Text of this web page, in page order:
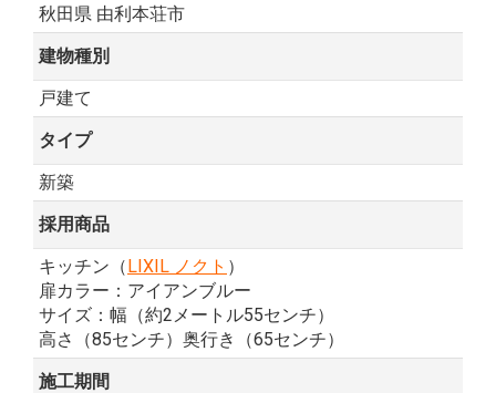
秋田県 由利本荘市
建物種別
戸建て
タイプ
新築
採用商品
キッチン（LIXIL ノクト ）
扉カラー：アイアンブルー
サイズ：幅（約2メートル55センチ）
高さ（85センチ）奥行き（65センチ）
施工期間